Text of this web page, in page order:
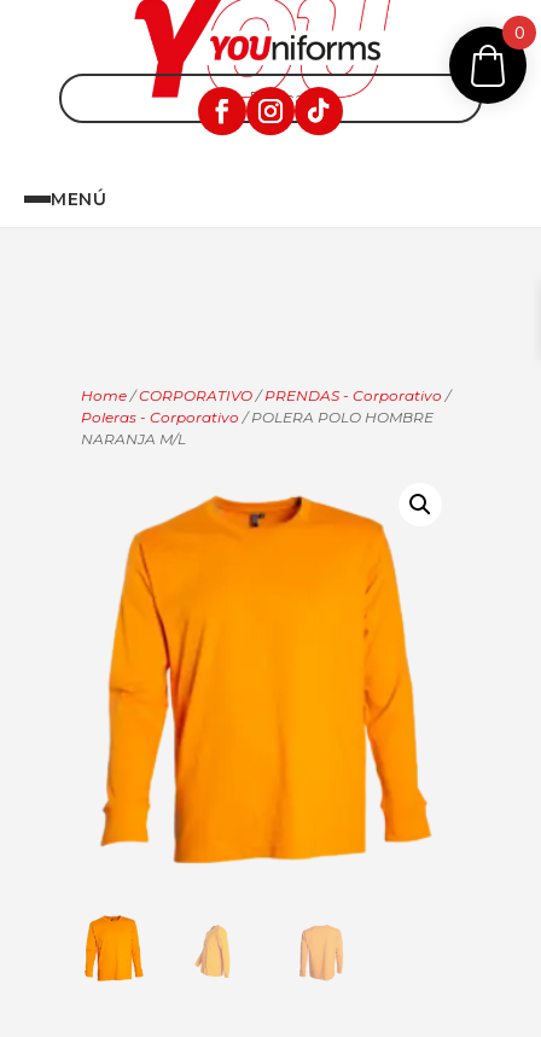
MENÚ
Home /CORPORATIVO /PRENDAS - Corporativo /
Poleras - Corporativo / POLERA POLO HOMBRE
NARANJA M/L
0